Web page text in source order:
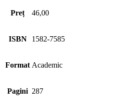
Preț 46,00
ISBN 1582-7585
Format Academic
Pagini 287